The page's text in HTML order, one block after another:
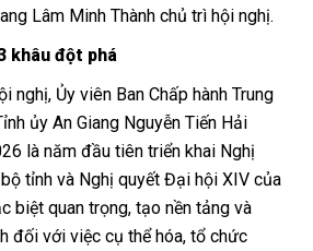
Lâm Minh Thành chủ trì hội nghị.
khâu đột phá
nghị, Ủy viên Ban Chấp hành Trung
ủy An Giang Nguyễn Tiến Hải
là năm đầu tiên triển khai Nghị
tỉnh và Nghị quyết Đại hội XIV của
biệt quan trọng, tạo nền tảng và
đối với việc cụ thể hóa, tổ chức